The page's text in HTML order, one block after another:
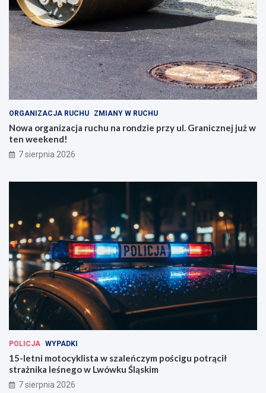
ORGANIZACJA RUCHU ZMIANY W RUCHU
Nowa organizacja ruchu na rondzie przy ul. Granicznej już w
ten weekend!
7 sierpnia 2026
POLICJA WYPADKI
15-letni motocyklista w szaleńczym pościgu potrącił
strażnika leśnego w Lwówku Śląskim
7 sierpnia 2026